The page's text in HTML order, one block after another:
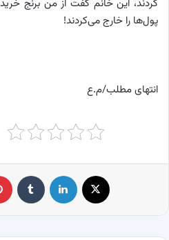
کردند، این خانم گفت از من برنج
پول‌ها را خارج می‌کردند!
انتهای مطلب/م.ع
لینکدین